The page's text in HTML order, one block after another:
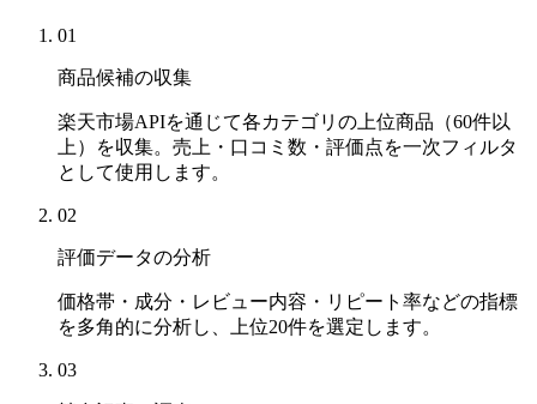
01
商品候補の収集
楽天市場APIを通じて各カテゴリの上位商品（60件以
上）を収集。売上・口コミ数・評価点を一次フィルタ
として使用します。
02
評価データの分析
価格帯・成分・レビュー内容・リピート率などの指標
を多角的に分析し、上位20件を選定します。
03